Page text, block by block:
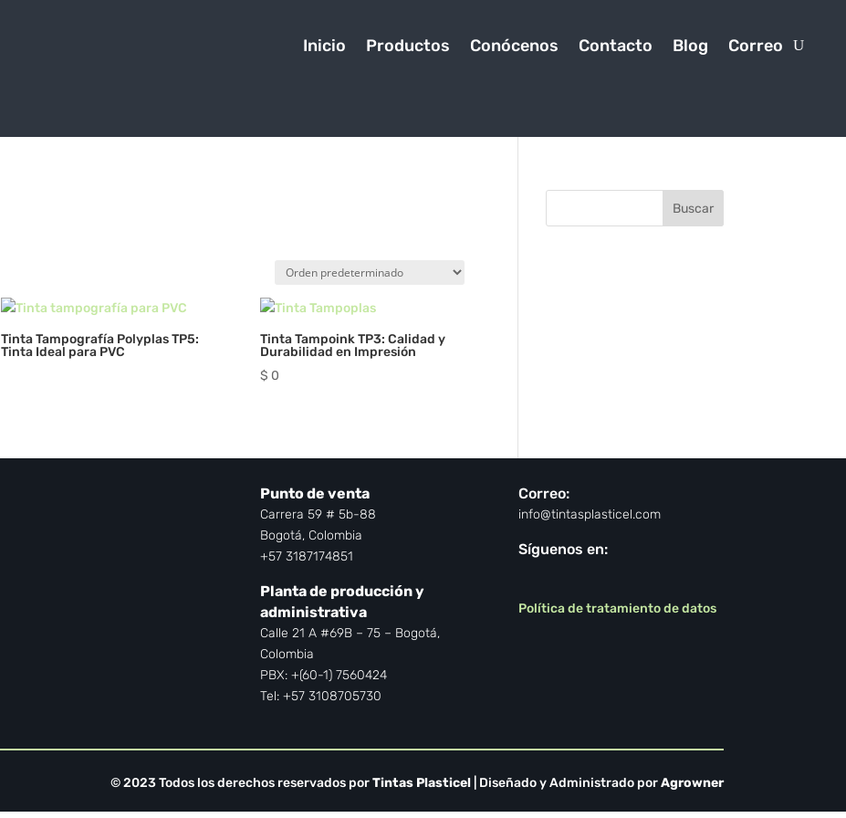
Inicio Productos Conócenos Contacto Blog Correo
Tinta Tampografía Polyplas TP5:
Tinta Ideal para PVC
Tinta Tampoink TP3: Calidad y
Durabilidad en Impresión
$ 0
Buscar
Punto de venta
Carrera 59 # 5b-88
Bogotá, Colombia
+57 3187174851
Planta de producción y
administrativa
Calle 21 A #69B – 75 – Bogotá,
Colombia
PBX: +(60-1) 7560424
Tel: +57 3108705730
Correo:
info@tintasplasticel.com
Síguenos en:
Política de tratamiento de datos
© 2023 Todos los derechos reservados porTintas Plasticel| Diseñado y Administrado porAgrowner